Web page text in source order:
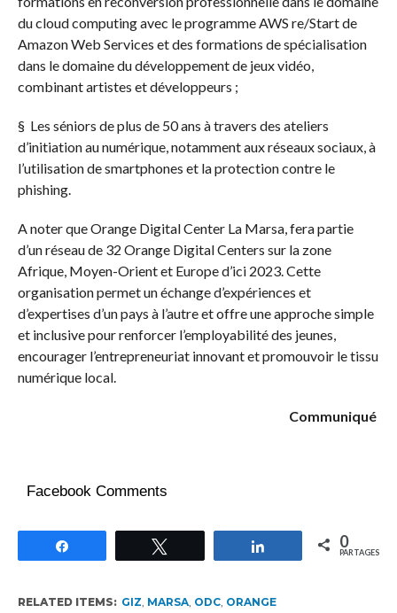
du cloud computing avec le programme AWS re/Start de
Amazon Web Services et des formations de spécialisation
dans le domaine du développement de jeux vidéo,
combinant artistes et développeurs ;
§ Les séniors de plus de 50 ans à travers des ateliers
d’initiation au numérique, notamment aux réseaux sociaux, à
l’utilisation de smartphones et la protection contre le
phishing.
A noter que Orange Digital Center La Marsa, fera partie
d’un réseau de 32 Orange Digital Centers sur la zone
Afrique, Moyen-Orient et Europe d’ici 2023. Cette
organisation permet un échange d’expériences et
d’expertises d’un pays à l’autre et offre une approche simple
et inclusive pour renforcer l’employabilité des jeunes,
encourager l’entrepreneuriat innovant et promouvoir le tissu
numérique local.
Communiqué
Facebook Comments
Partagez 0
PARTAGES
RELATED ITEMS: GIZ, MARSA, ODC, ORANGE